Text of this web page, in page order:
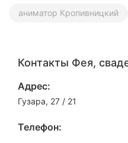
аниматор Кропивницкий
Контакты Фея,
Адрес:
Гузара, 27 / 21
Телефон: